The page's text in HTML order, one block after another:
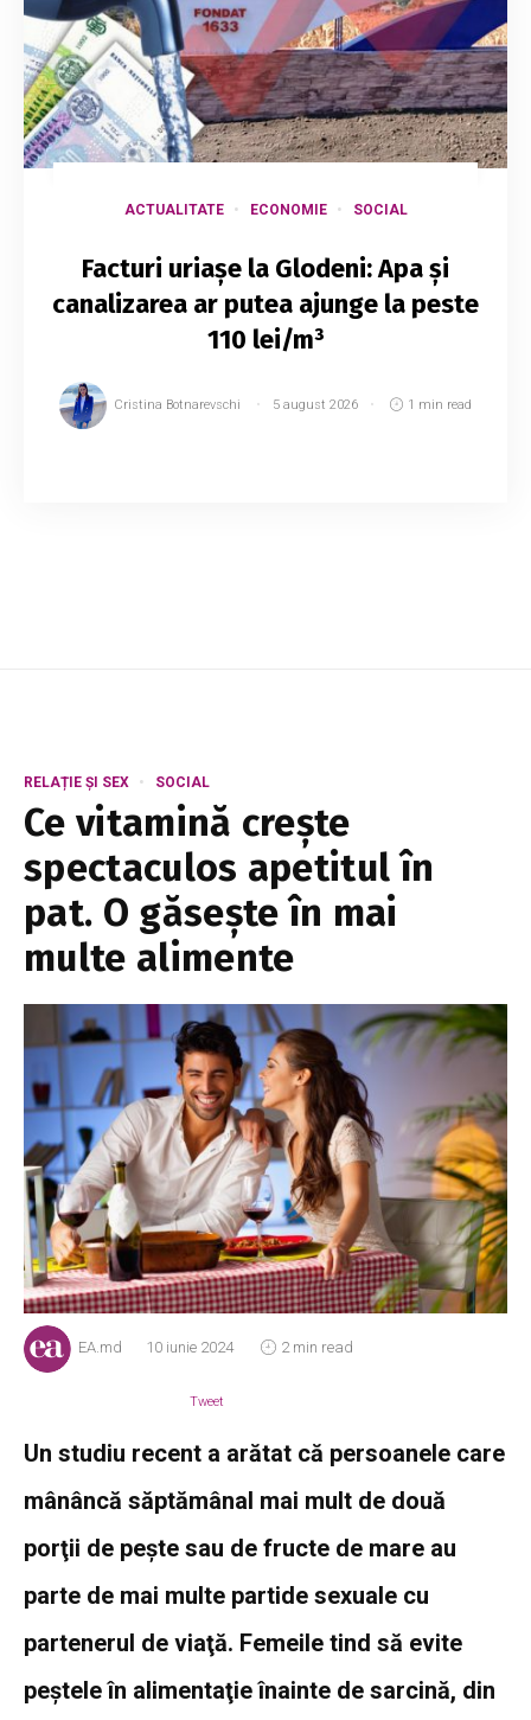
ACTUALITATE ECONOMIE SOCIAL
Facturi uriașe la Glodeni: Apa și
canalizarea ar putea ajunge la peste
110 lei/m³
Cristina Botnarevschi 5 august 2026 1 min read
RELAȚIE ȘI SEX SOCIAL
Ce vitamină creşte
spectaculos apetitul în
pat. O găsește în mai
multe alimente
EA.md 10 iunie 2024 2 min read
Tweet
Un studiu recent a arătat că persoanele care
mânâncă săptămânal mai mult de două
porţii de peşte sau de fructe de mare au
parte de mai multe partide sexuale cu
partenerul de viaţă. Femeile tind să evite
peştele în alimentaţie înainte de sarcină, din